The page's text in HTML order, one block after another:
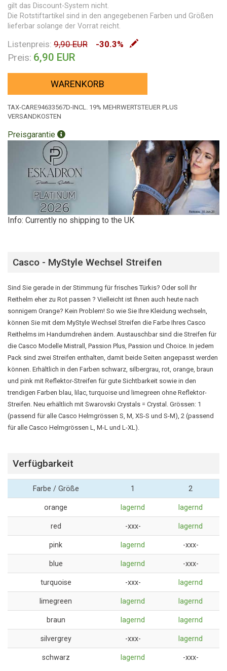
gilt das Discount-System nicht.
Die Rotstiftartikel sind in den angegebenen Farben und Größen
lieferbar solange der Vorrat reicht.
Listenpreis: 9,90 EUR -30.3%
Preis: 6,90 EUR
WARENKORB
TAX-CARE94633567D-INCL. 19% MEHRWERTSTEUER PLUS
VERSANDKOSTEN
Preisgarantie
Info: Currently no shipping to the UK
Casco - MyStyle Wechsel Streifen
Sind Sie gerade in der Stimmung für frisches Türkis? Oder soll Ihr
Reithelm eher zu Rot passen ? Vielleicht ist Ihnen auch heute nach
sonnigem Orange? Kein Problem! So wie Sie Ihre Kleidung wechseln,
können Sie mit dem MyStyle Wechsel Streifen die Farbe Ihres Casco
Reithelms im Handumdrehen ändern. Austauschbar sind die Streifen für
die Casco Modelle Mistrall, Passion Plus, Passion und Choice. In jedem
Pack sind zwei Streifen enthalten, damit beide Seiten angepasst werden
können. Erhältlich in den Farben schwarz, silbergrau, rot, orange, braun
und pink mit Reflektor-Streifen für gute Sichtbarkeit sowie in den
trendigen Farben blau, lilac, turquoise und limegreen ohne Reflektor-
Streifen. Neu erhältlich mit Swarovski Crystals = Crystal. Grössen: 1
(passend für alle Casco Helmgrössen S, M, XS-S und S-M), 2 (passend
für alle Casco Helmgrössen L, M-L und L-XL).
Verfügbarkeit
Farbe / Größe 1 2
orange lagernd lagernd
red -xxx- lagernd
pink lagernd -xxx-
blue lagernd -xxx-
turquoise -xxx- lagernd
limegreen lagernd lagernd
braun lagernd lagernd
silvergrey -xxx- lagernd
schwarz lagernd -xxx-